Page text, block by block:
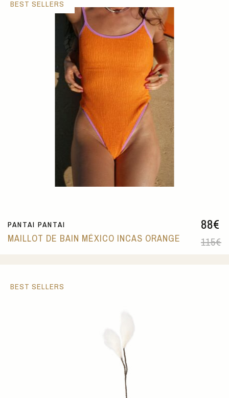
88€
115€
PANTAI PANTAI
MAILLOT DE BAIN MÉXICO INCAS ORANGE
BEST SELLERS
BEST SELLERS